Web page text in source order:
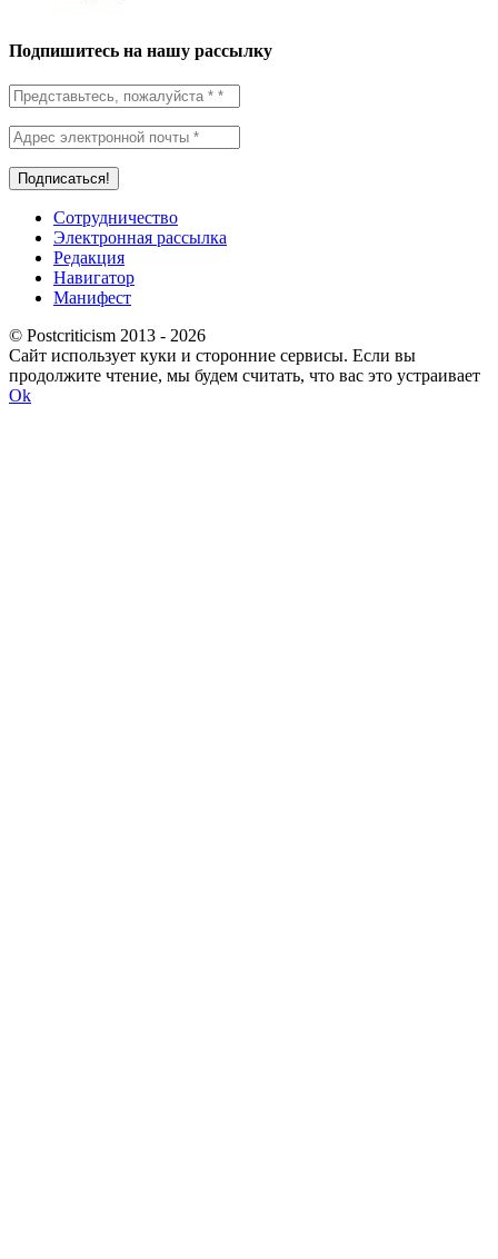
Подпишитесь на нашу рассылку
Сотрудничество
Электронная рассылка
Редакция
Навигатор
Манифест
© Postcriticism 2013 - 2026
Сайт использует куки и сторонние сервисы. Если вы
продолжите чтение, мы будем считать, что вас это устраивает
Ok